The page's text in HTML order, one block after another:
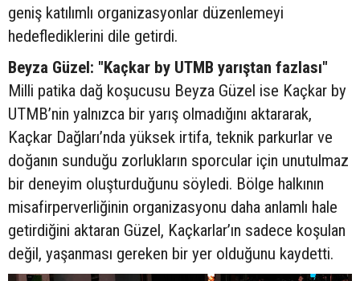
geniş katılımlı organizasyonlar düzenlemeyi
hedeflediklerini dile getirdi.
Beyza Güzel: "Kaçkar by UTMB yarıştan fazlası"
Milli patika dağ koşucusu Beyza Güzel ise Kaçkar by
UTMB’nin yalnızca bir yarış olmadığını aktararak,
Kaçkar Dağları’nda yüksek irtifa, teknik parkurlar ve
doğanın sunduğu zorlukların sporcular için unutulmaz
bir deneyim oluşturduğunu söyledi. Bölge halkının
misafirperverliğinin organizasyonu daha anlamlı hale
getirdiğini aktaran Güzel, Kaçkarlar’ın sadece koşulan
değil, yaşanması gereken bir yer olduğunu kaydetti.